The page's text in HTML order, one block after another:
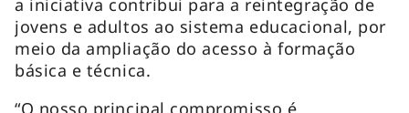
jovens e adultos ao sistema educacional, por
meio da ampliação do acesso à formação
básica e técnica.
“O nosso principal compromisso é